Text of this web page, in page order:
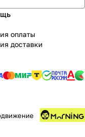
оплаты
доставки